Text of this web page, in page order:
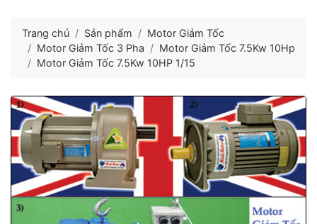
Trang chủ Sản phẩm
Motor Giảm Tốc
Motor Giảm Tốc 3 Pha
Motor Giảm Tốc 7.5Kw 10Hp
Motor Giảm Tốc 7.5Kw 10HP 1/15